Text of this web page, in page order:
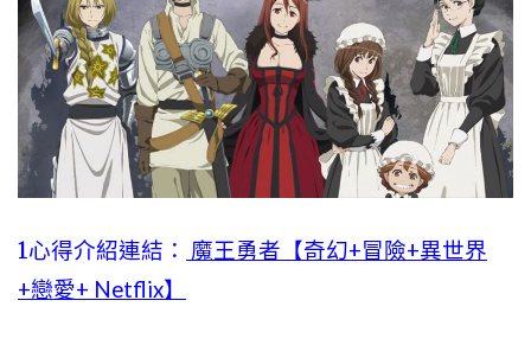
1心得介紹連結： 魔王勇者【奇幻+冒險+異世界
+戀愛+ Netflix】